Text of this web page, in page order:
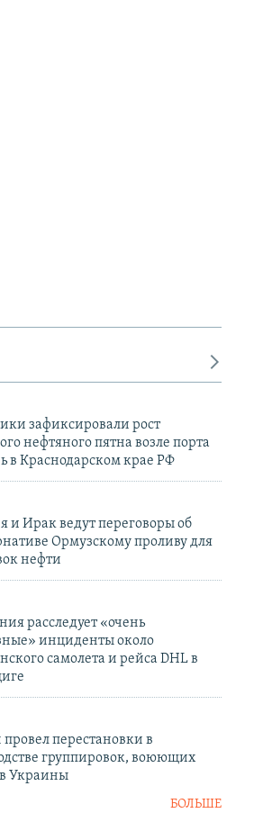
зафиксировали рост
нефтяного пятна возле порта
в Краснодарском крае РФ
и Ирак ведут переговоры об
Ормузскому проливу для
нефти
расследует «очень
инциденты около
самолета и рейса DHL в
перестановки в
группировок, воюющих
Украины
БОЛЬШЕ